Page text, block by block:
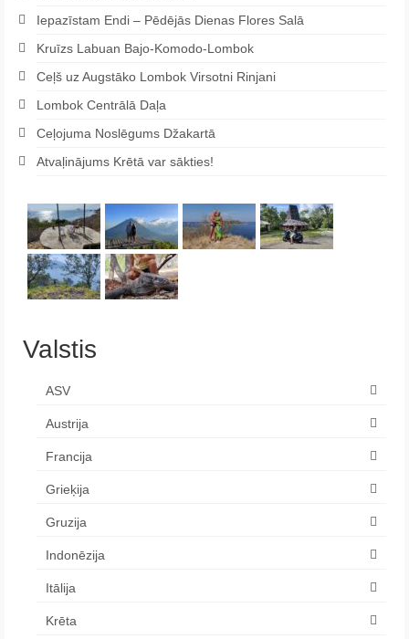
Iepazīstam Endi – Pēdējās Dienas Flores Salā
Kruīzs Labuan Bajo-Komodo-Lombok
Ceļš uz Augstāko Lombok Virsotni Rinjani
Lombok Centrālā Daļa
Ceļojuma Noslēgums Džakartā
Atvaļinājums Krētā var sākties!
Valstis
ASV
Austrija
Francija
Grieķija
Gruzija
Indonēzija
Itālija
Krēta